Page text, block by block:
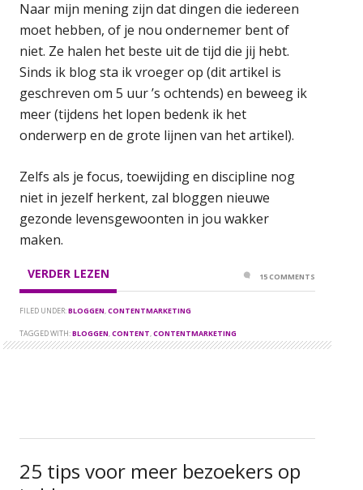
Naar mijn mening zijn dat dingen die iedereen
moet hebben, of je nou ondernemer bent of
niet. Ze halen het beste uit de tijd die jij hebt.
Sinds ik blog sta ik vroeger op (dit artikel is
geschreven om 5 uur ’s ochtends) en beweeg ik
meer (tijdens het lopen bedenk ik het
onderwerp en de grote lijnen van het artikel).
Zelfs als je focus, toewijding en discipline nog
niet in jezelf herkent, zal bloggen nieuwe
gezonde levensgewoonten in jou wakker
maken.
VERDER LEZEN
FILED UNDER:BLOGGEN,CONTENTMARKETING
TAGGED WITH:BLOGGEN,CONTENT,CONTENTMARKETING
15 COMMENTS
25 tips voor meer bezoekers op